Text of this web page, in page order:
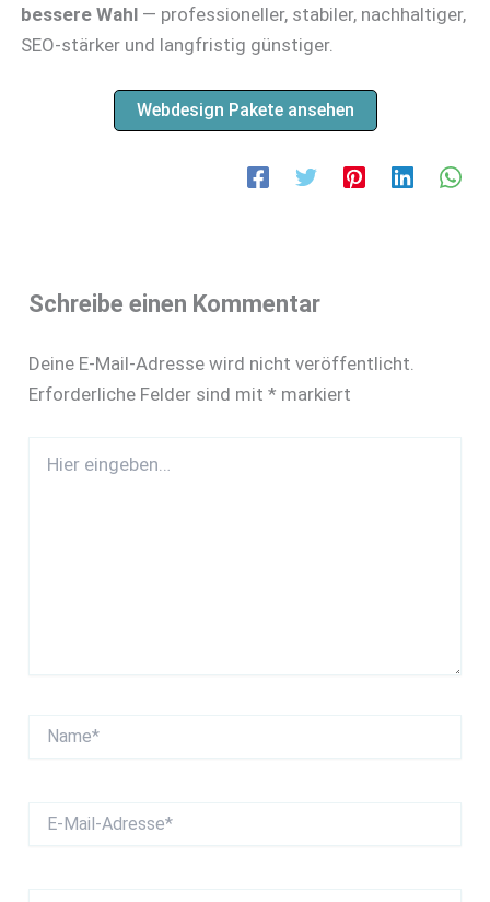
bessere Wahl — professioneller, stabiler, nachhaltiger,
SEO-stärker und langfristig günstiger.
Webdesign Pakete ansehen
Schreibe einen Kommentar
Deine E-Mail-Adresse wird nicht veröffentlicht.
Erforderliche Felder sind mit* markiert
eingeben…
Mail-